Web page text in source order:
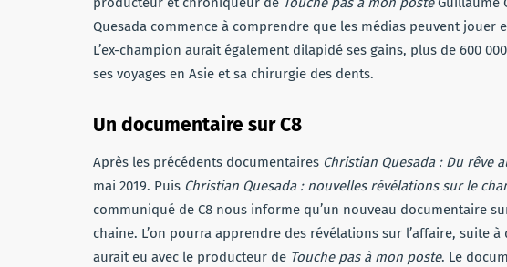
Quesada commence à comprendre que les médias peuvent jouer
L’ex-champion aurait également dilapidé ses gains, plus de 600
ses voyages en Asie et sa chirurgie des dents.
Un documentaire sur C8
Après les précédents documentaires Christian Quesada : Du rêve
mai 2019. Puis Christian Quesada : nouvelles révélations sur le
communiqué de C8 nous informe qu’un nouveau documentaire
chaine. L’on pourra apprendre des révélations sur l’affaire, suite
aurait eu avec le producteur de Touche pas à mon poste. Le